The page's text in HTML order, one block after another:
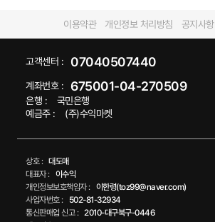
이용약관 개인정보 처리방침 공지사항
고객센터 : 07040507440
계좌번호 : 675001-04-270509
은행 :
국민은행
예금주 :
(주)수익마켓
상호 : 대도매
대표자 :
이수익
개인정보보호책임자 :
이한령(toz99@naver.com)
사업자번호 :
502-81-32934
통신판매업 신고 : 2010-대구북구-0446